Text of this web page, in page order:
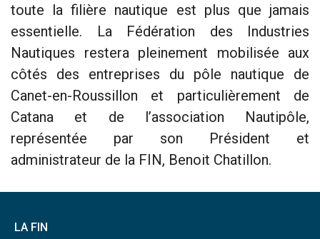
toute la filière nautique est plus que jamais
essentielle. La Fédération des Industries
Nautiques restera pleinement mobilisée aux
côtés des entreprises du pôle nautique de
Canet-en-Roussillon et particulièrement de
Catana et de l’association Nautipôle,
représentée par son Président et
administrateur de la FIN, Benoit Chatillon.
LA FIN